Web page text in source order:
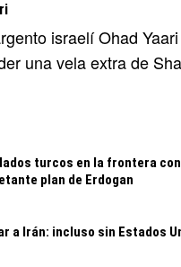
israelí Ohad
una vela extra de
turcos en la frontera
plan de Erdogan
a Irán: incluso sin Estados